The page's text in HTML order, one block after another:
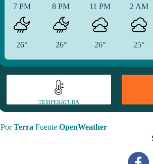
7 PM
26°
8 PM
26°
11 PM
26°
2 AM
25°
TEMPERATURA
PorTerra Fuente OpenWeather